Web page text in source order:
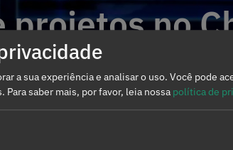
no
projetos de
no
projetos de
a sua experiência e analisar o uso. Você pode
Para saber mais, por favor, leia nossa política de